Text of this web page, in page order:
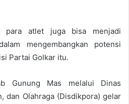
para atlet juga bisa menjadi
mengembangkan potensi
Partai Golkar itu.
Gunung Mas melalui Dinas
dan Olahraga (Disdikpora) gelar